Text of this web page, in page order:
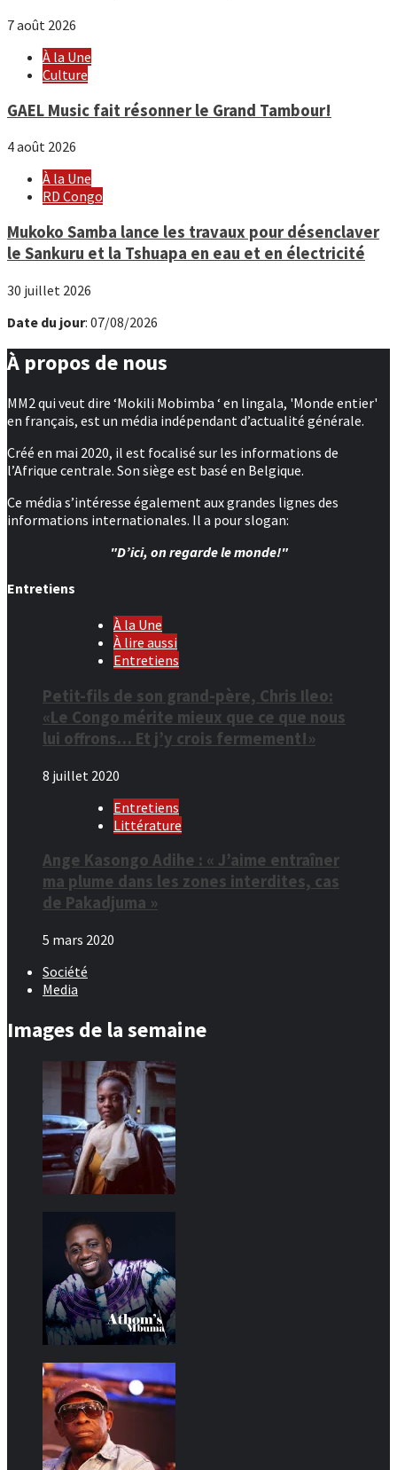
7 août 2026
À la Une
Culture
GAEL Music fait résonner le Grand Tambour!
4 août 2026
À la Une
RD Congo
Mukoko Samba lance les travaux pour désenclaver
le Sankuru et la Tshuapa en eau et en électricité
30 juillet 2026
Date du jour: 07/08/2026
À propos de nous
MM2 qui veut dire ‘Mokili Mobimba ‘ en lingala, 'Monde entier'
en français, est un média indépendant d’actualité générale.
Créé en mai 2020, il est focalisé sur les informations de
l’Afrique centrale. Son siège est basé en Belgique.
Ce média s’intéresse également aux grandes lignes des
informations internationales. Il a pour slogan:
"D’ici, on regarde le monde!"
Entretiens
À la Une
À lire aussi
Entretiens
Petit-fils de son grand-père, Chris Ileo:
«Le Congo mérite mieux que ce que nous
lui offrons… Et j’y crois fermement!»
8 juillet 2020
Entretiens
Littérature
Ange Kasongo Adihe : « J’aime entraîner
ma plume dans les zones interdites, cas
de Pakadjuma »
5 mars 2020
Société
Media
Images de la semaine